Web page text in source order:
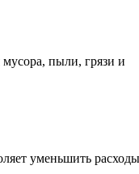
мусора, пыли, грязи и
уменьшить расходы